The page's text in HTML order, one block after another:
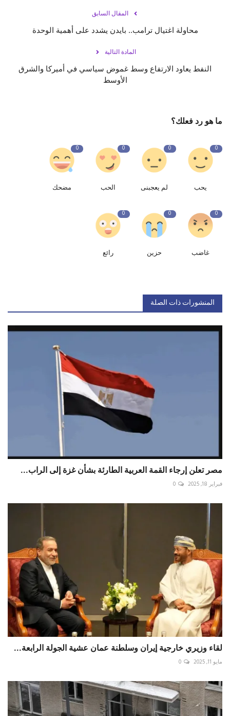
المقال السابق
محاولة اغتيال ترامب.. بايدن يشدد على أهمية الوحدة
المادة التالية
النفط يعاود الارتفاع وسط غموض سياسي في أميركا والشرق
الأوسط
ما هو رد فعلك؟
0
يحب
0
لم يعجبنى
0
الحب
0
مضحك
0
غاضب
0
حزين
0
رائع
المنشورات ذات الصلة
مصر تعلن إرجاء القمة العربية الطارئة بشأن غزة إلى الراب...
فبراير 18, 2025 0
لقاء وزيري خارجية إيران وسلطنة عمان عشية الجولة الرابعة...
مايو 11, 2025 0